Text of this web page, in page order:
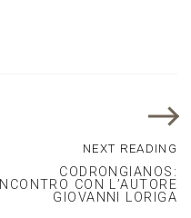
NEXT READING
CODRONGIANOS:
INCONTRO CON L’AUTORE
GIOVANNI LORIGA